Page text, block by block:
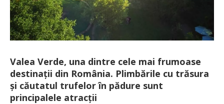
Valea Verde, una dintre cele mai frumoase
destinații din România. Plimbările cu trăsura
și căutatul trufelor în pădure sunt
principalele atracții